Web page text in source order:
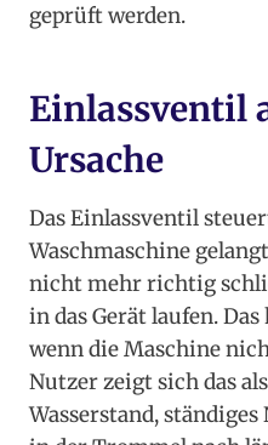
geprüft werden.
Einlassventil
Ursache
Das Einlassventil
Waschmaschine
nicht mehr richtig
in das Gerät laufen.
wenn die Maschine
Nutzer zeigt sich das
Wasserstand,